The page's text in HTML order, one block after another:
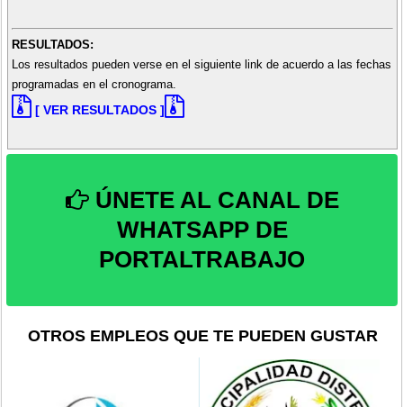
RESULTADOS:
Los resultados pueden verse en el siguiente link de acuerdo a las fechas
programadas en el cronograma.
[ VER RESULTADOS ]
ÚNETE AL CANAL DE
WHATSAPP DE
PORTALTRABAJO
OTROS EMPLEOS QUE TE PUEDEN GUSTAR